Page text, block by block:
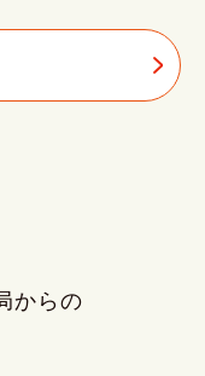
からの